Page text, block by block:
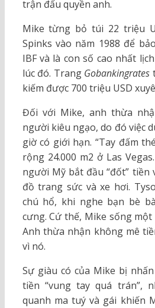
trận đấu quyền anh.
Mike từng bỏ túi 22 triệu
Spinks vào năm 1988 để
IBF và là con số cao nhất
lúc đó. Trang Gobankingrates
kiếm được 700 triệu USD
Đối với Mike, anh thừa
người kiêu ngạo, do đó việc
giờ có giới hạn. “Tay đấm
rộng 24.000 m2 ở Las
người Mỹ bắt đầu “đốt”
đồ trang sức và xe hơi.
chú hổ, khi nghe bạn bè
cưng. Cứ thế, Mike sống
Anh thừa nhận không mê
vì nó.
Sự giàu có của Mike bị
tiền “vung tay quá trán”,
quanh ma tuý và gái khiến